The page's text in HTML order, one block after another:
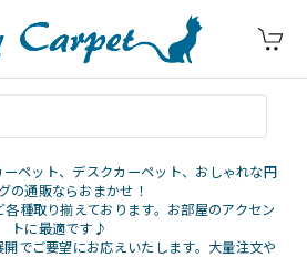
ペット、デスクカーペット、おしゃれな円
の通販ならおまかせ！
種取り揃えております。お部屋のアクセン
トに最適です♪
でご要望にお応えいたします。大量注文や